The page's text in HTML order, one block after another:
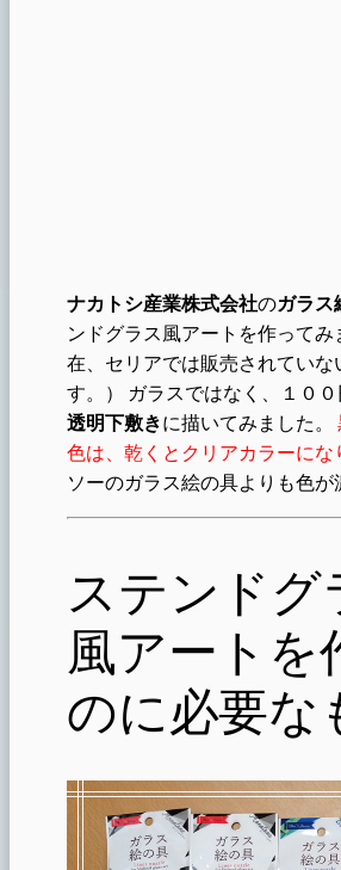
ナカトシ産業株式会社のガラス
ンドグラス風アートを作ってみ
在、セリアでは販売されていな
す。） ガラスではなく、１０
透明下敷きに描いてみました。
色は、乾くとクリアカラーにな
ソーのガラス絵の具よりも色が
ステンドグ
風アートを
のに必要な